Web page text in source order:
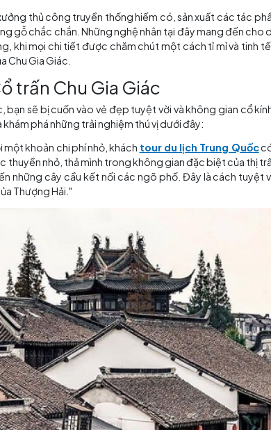
Gia Giác?
điểm thu hút độc đáo:
Phóng Sinh nổi tiếng với vẻ đẹp tuyệt vời và là
Bắc Đại, một con phố lịch sử, sầm uất, thể
Tự là một ngôi đền độc nhất vô nhị, mang trong
Thành Hoàng nơi thờ cúng và tôn vinh các vị
Phòng Lớn Tịch Thị nổi tiếng với âm thanh tuyệt
(Nhất Quán): Nhà tưởng niệm Vương Sưởng,
(Nhị Viên): Hai vườn xanh tuyệt đẹp, là điểm dừng
vịnh Kiều Tử, và vịnh Di Đà.
độc đáo.
xưởng thủ công truyền thống hiếm có,
và thùng gỗ chắc chắn. Những nghệ nhân tại
công, khi mọi chi tiết được chăm chút một
thở của Chu Gia Giác.
Cổ trấn Chu Gia Giác